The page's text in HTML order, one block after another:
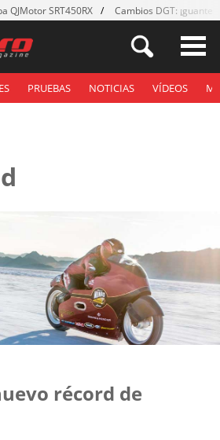
QJMotor SRT450RX Cambios DGT: ¡guantes!
PRUEBAS NOTICIAS VÍDEOS
récord de